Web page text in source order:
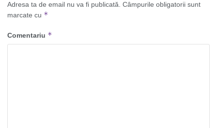
Adresa ta de email nu va fi publicată. Câmpurile obligatorii sunt
marcate cu *
Comentariu *